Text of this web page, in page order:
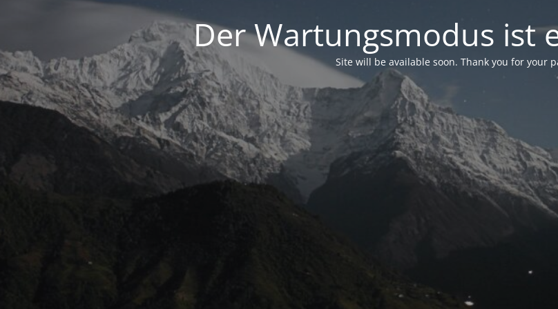
Der Wartungsmodus ist
Site will be available soon. Thank you for your